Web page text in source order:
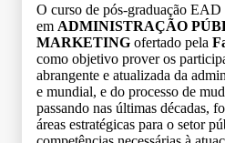
O curso de pós-graduação EAD
em ADMINISTRAÇÃO
MARKETING ofertado pela
como objetivo prover os
abrangente e atualizada da
e mundial, e do processo de
passando nas últimas décadas,
áreas estratégicas para o setor